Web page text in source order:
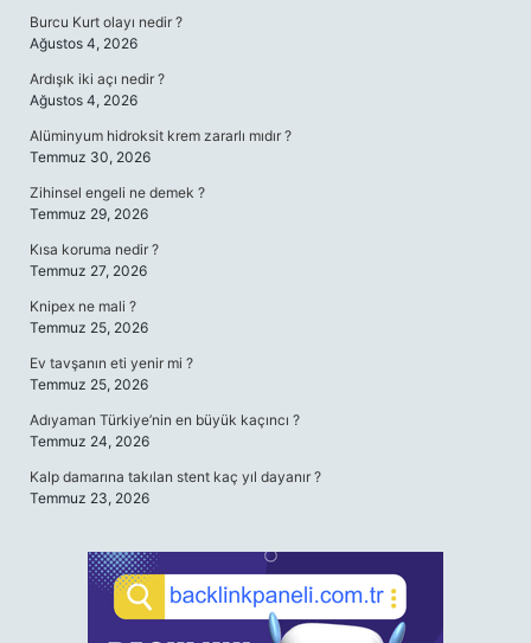
Burcu Kurt olayı nedir ?
Ağustos 4, 2026
Ardışık iki açı nedir ?
Ağustos 4, 2026
Alüminyum hidroksit krem zararlı mıdır ?
Temmuz 30, 2026
Zihinsel engeli ne demek ?
Temmuz 29, 2026
Kısa koruma nedir ?
Temmuz 27, 2026
Knipex ne mali ?
Temmuz 25, 2026
Ev tavşanın eti yenir mi ?
Temmuz 25, 2026
Adıyaman Türkiye’nin en büyük kaçıncı ?
Temmuz 24, 2026
Kalp damarına takılan stent kaç yıl dayanır ?
Temmuz 23, 2026